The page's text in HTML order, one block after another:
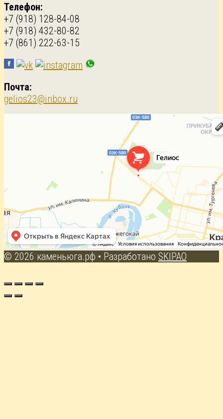
Телефон:
+7 (918) 128-84-08
+7 (918) 432-80-82
+7 (861) 222-63-15
Почта:
gelios23@inbox.ru
© 2026 каменьюга.рф • Разработано SKIPAO